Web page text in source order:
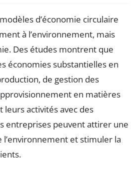
d’économie circulaire
à l’environnement, mais
Des études montrent que
économies substantielles en
de gestion des
en matières
leurs activités avec des
entreprises peuvent attirer une
l’environnement et stimuler la